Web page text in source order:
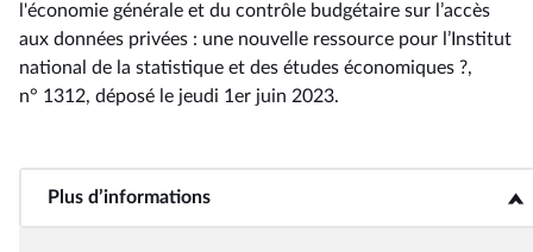
l'économie générale et du contrôle budgétaire sur l’accès
aux données privées : une nouvelle ressource pour l’Institut
national de la statistique et des études économiques ?,
n° 1312, déposé le jeudi 1er juin 2023.
Plus d’informations<b>Plus d’informations</b>